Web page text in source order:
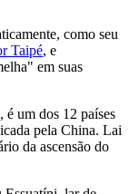
como seu
Taipé, e
em suas
um dos 12 países
pela China. Lai
da ascensão do